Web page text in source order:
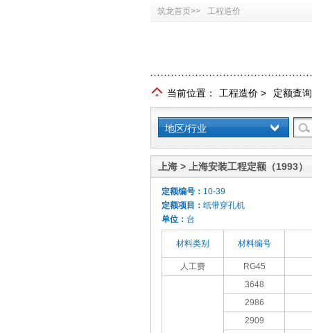
筑龙首页>> 工程造价
当前位置： 工程造价 > 定额查询
地区/行业
上海 > 上海安装工程定额（1993）
定额编号： 10-39
定额项目： 纸带穿孔机
单位： 台
材料类别 材料编号
人工费 RG45
3648
2986
2909